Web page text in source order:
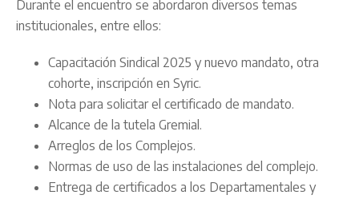
Durante el encuentro se abordaron diversos temas
institucionales, entre ellos:
Capacitación Sindical 2025 y nuevo mandato, otra
cohorte, inscripción en Syric.
Nota para solicitar el certificado de mandato.
Alcance de la tutela Gremial.
Arreglos de los Complejos.
Normas de uso de las instalaciones del complejo.
Entrega de certificados a los Departamentales y